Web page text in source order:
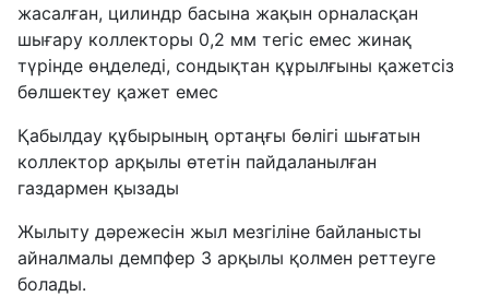
жасалған, цилиндр басына жақын орналасқан
шығару коллекторы 0,2 мм тегіс емес жинақ
түрінде өңделеді, сондықтан құрылғыны қажетсіз
бөлшектеу қажет емес
Қабылдау құбырының ортаңғы бөлігі шығатын
коллектор арқылы өтетін пайдаланылған
газдармен қызады
Жылыту дәрежесін жыл мезгіліне байланысты
айналмалы демпфер 3 арқылы қолмен реттеуге
болады.